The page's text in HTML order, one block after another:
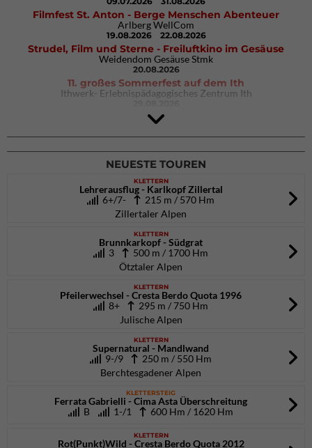
Filmfest St. Anton - Berge Menschen Abenteuer
Arlberg WellCom
19.08.2026 22.08.2026
Strudel, Film und Sterne - Freiluftkino im Gesäuse
Weidendom Gesäuse Stmk
20.08.2026
11. großes Sommerfest auf dem Ith
Ithwerk- Erlebnispädagogisches Zentrum Ith
4Blocs KIDS 2026
DAV Kletter- & Boulderzentrum München Süd (Thalkirchen)
26.09.2026
NEUESTE TOUREN
KLETTERN
Lehrerausflug - Karlkopf Zillertal
6+/7-
215 m / 570 Hm
Zillertaler Alpen
KLETTERN
Brunnkarkopf - Südgrat
3
500 m / 1700 Hm
Ötztaler Alpen
KLETTERN
Pfeilerwechsel - Cresta Berdo Quota 1996
8+
295 m / 750 Hm
Julische Alpen
KLETTERN
Supernatural - Mandlwand
9-/9
250 m / 550 Hm
Berchtesgadener Alpen
KLETTERSTEIG
Ferrata Gabrielli - Cima Asta Überschreitung
B
1-/1 600 Hm / 1620 Hm
KLETTERN
Rot(Punkt)Wild - Cresta Berdo Quota 2012